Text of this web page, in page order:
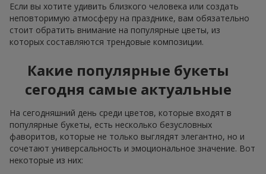
Если вы хотите удивить близкого человека или создать
неповторимую атмосферу на празднике, вам обязательно
стоит обратить внимание на популярные цветы, из
которых составляются трендовые композиции.
Какие популярные букеты
сегодня самые актуальные
На сегодняшний день среди цветов, которые входят в
популярные букеты, есть несколько безусловных
фаворитов, которые не только выглядят элегантно, но и
сочетают универсальность и эмоциональное значение. Вот
некоторые из них: